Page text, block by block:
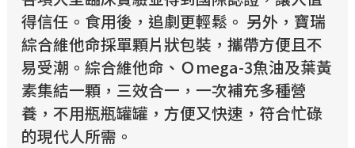
得信任。食用後，追劇更輕鬆。 另外，寶瑞
綜合維他命採單顆片狀包裝，攜帶方便且不
易受潮。綜合維他命、Ｏmega-3魚油及葉黃
素集結一顆，三效合一，一次補充多種營
養，不用瓶瓶罐罐，方便又快速，符合忙碌
的現代人所需。